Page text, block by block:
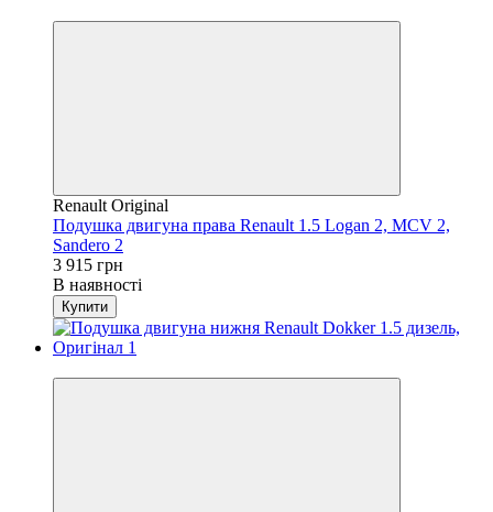
Renault Original
Подушка двигуна права Renault 1.5 Logan 2, MCV 2,
Sandero 2
3 915 грн
В наявності
Купити